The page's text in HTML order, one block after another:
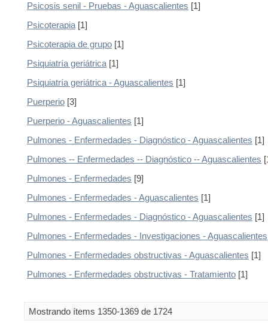
Psicosis senil - Pruebas - Aguascalientes [1]
Psicoterapia [1]
Psicoterapia de grupo [1]
Psiquiatría geriátrica [1]
Psiquiatría geriátrica - Aguascalientes [1]
Puerperio [3]
Puerperio - Aguascalientes [1]
Pulmones - Enfermedades - Diagnóstico - Aguascalientes [1]
Pulmones -- Enfermedades -- Diagnóstico -- Aguascalientes
Pulmones - Enfermedades [9]
Pulmones - Enfermedades - Aguascalientes [1]
Pulmones - Enfermedades - Diagnóstico - Aguascalientes [1]
Pulmones - Enfermedades - Investigaciones - Aguascalientes
Pulmones - Enfermedades obstructivas - Aguascalientes [1]
Pulmones - Enfermedades obstructivas - Tratamiento [1]
Mostrando ítems 1350-1369 de 1724